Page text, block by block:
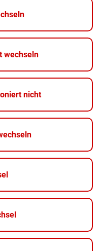
wechseln
nicht